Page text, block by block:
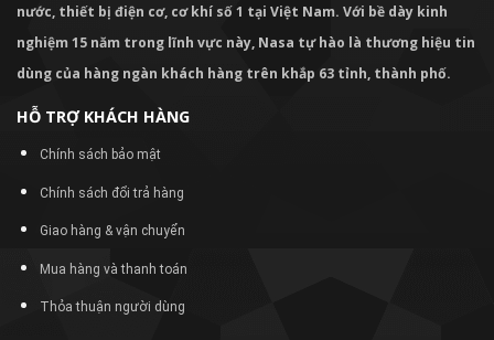
nước, thiết bị điện cơ, cơ khí số 1 tại Việt Nam. Với bề dày kinh
nghiệm 15 năm trong lĩnh vực này, Nasa tự hào là thương hiệu tin
dùng của hàng ngàn khách hàng trên khắp 63 tỉnh, thành phố.
HỖ TRỢ KHÁCH HÀNG
Chính sách bảo mật
Chính sách đổi trả hàng
Giao hàng & vận chuyển
Mua hàng và thanh toán
Thỏa thuận người dùng